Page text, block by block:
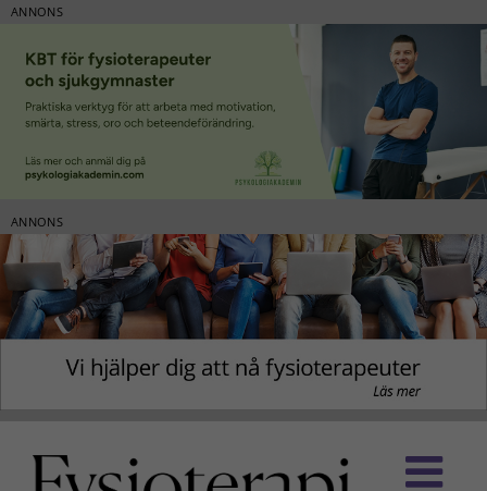
ANNONS
ANNONS
innehållet